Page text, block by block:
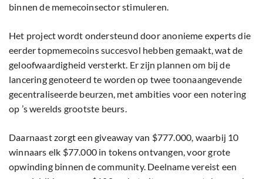
binnen de memecoinsector stimuleren.
Het project wordt ondersteund door anonieme experts die
eerder topmemecoins succesvol hebben gemaakt, wat de
geloofwaardigheid versterkt. Er zijn plannen om bij de
lancering genoteerd te worden op twee toonaangevende
gecentraliseerde beurzen, met ambities voor een notering
op ’s werelds grootste beurs.
Daarnaast zorgt een giveaway van $777.000, waarbij 10
winnaars elk $77.000 in tokens ontvangen, voor grote
opwinding binnen de community. Deelname vereist een